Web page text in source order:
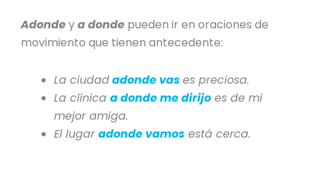
Adondeya donde pueden ir en oraciones de
movimiento que tienen antecedente:
La ciudadadonde vases preciosa.
La clínicaa donde me dirijo es de mi
mejor amiga.
El lugaradonde vamos está cerca.